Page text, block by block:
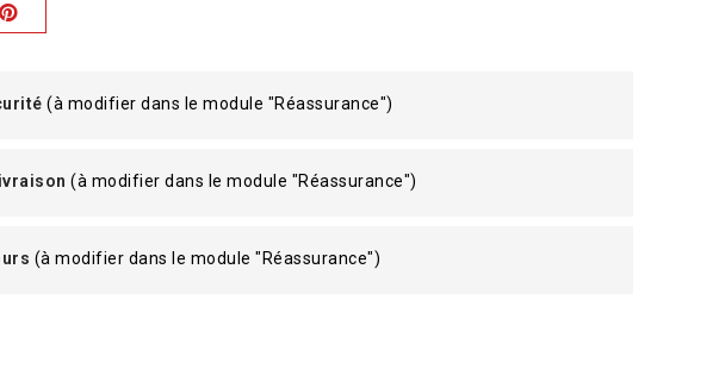
(à modifier dans le module "Réassurance")
(à modifier dans le module "Réassurance")
(à modifier dans le module "Réassurance")